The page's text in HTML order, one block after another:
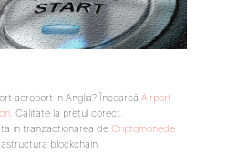
aeroport in Anglia? Încearcă Airport
. Calitate la prețul corect.
in tranzactionarea de Criptomonede
blockchain.